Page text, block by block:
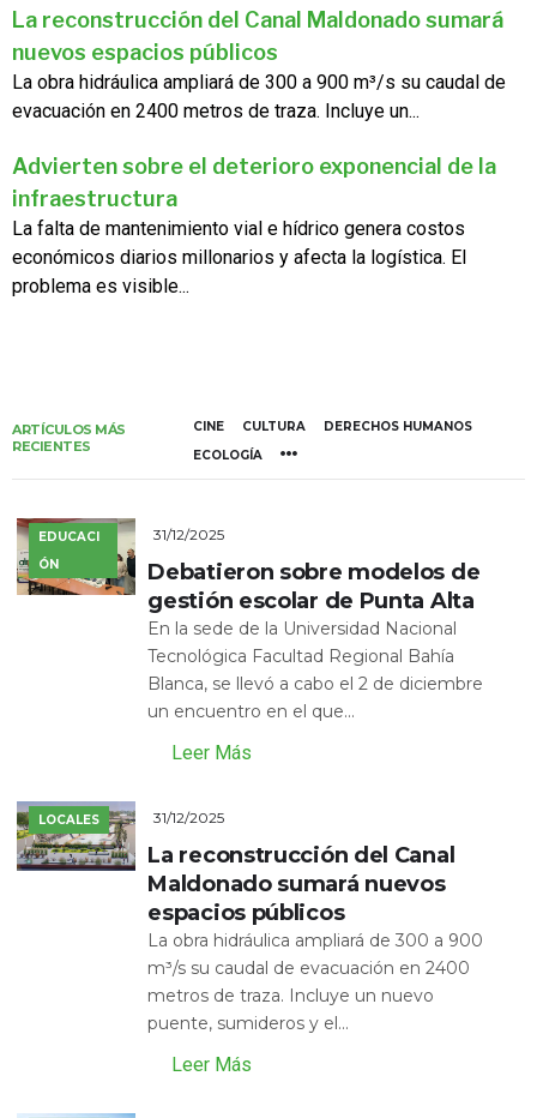
La reconstrucción del Canal Maldonado sumará
nuevos espacios públicos
La obra hidráulica ampliará de 300 a 900 m³/s su caudal de
evacuación en 2400 metros de traza. Incluye un...
Advierten sobre el deterioro exponencial de la
infraestructura
La falta de mantenimiento vial e hídrico genera costos
económicos diarios millonarios y afecta la logística. El
problema es visible...
ARTÍCULOS MÁS
RECIENTES
CINE CULTURA
DERECHOS HUMANOS
ECOLOGÍA
EDUCACI
ÓN
31/12/2025
Debatieron sobre modelos de
gestión escolar de Punta Alta
En la sede de la Universidad Nacional
Tecnológica Facultad Regional Bahía
Blanca, se llevó a cabo el 2 de diciembre
un encuentro en el que...
Leer Más
LOCALES 31/12/2025
La reconstrucción del Canal
Maldonado sumará nuevos
espacios públicos
La obra hidráulica ampliará de 300 a 900
m³/s su caudal de evacuación en 2400
metros de traza. Incluye un nuevo
puente, sumideros y el...
Leer Más